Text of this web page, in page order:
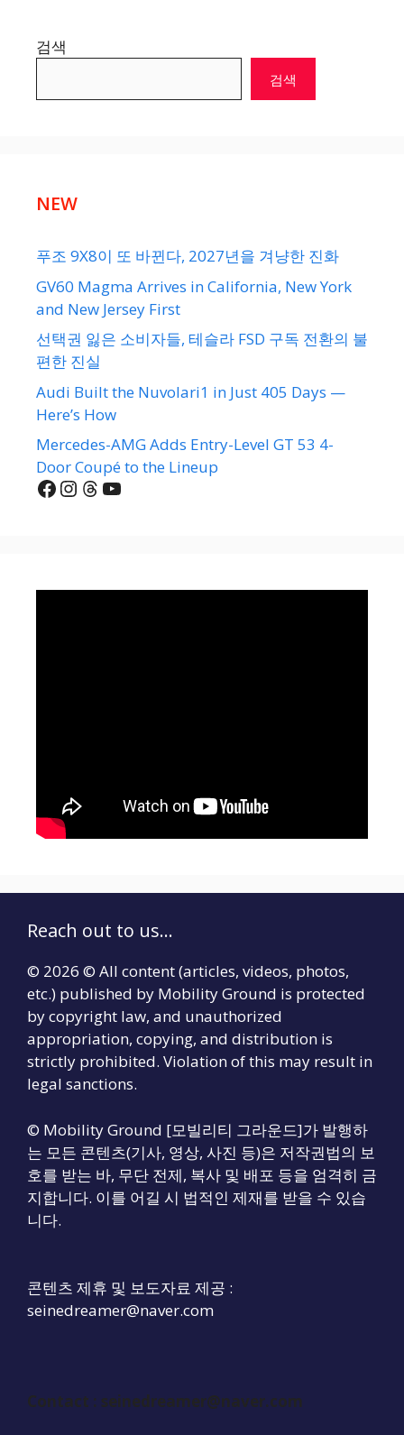
검색
검색
NEW
푸조 9X8이 또 바뀐다, 2027년을 겨냥한 진화
GV60 Magma Arrives in California, New York
and New Jersey First
선택권 잃은 소비자들, 테슬라 FSD 구독 전환의 불
편한 진실
Audi Built the Nuvolari1 in Just 405 Days —
Here’s How
Mercedes-AMG Adds Entry-Level GT 53 4-
Door Coupé to the Lineup
Facebook
Instagram
Threads
YouTube
Reach out to us...
© 2026 © All content (articles, videos, photos,
etc.) published by Mobility Ground is protected
by copyright law, and unauthorized
appropriation, copying, and distribution is
strictly prohibited. Violation of this may result in
legal sanctions.
© Mobility Ground [모빌리티 그라운드]가 발행하
는 모든 콘텐츠(기사, 영상, 사진 등)은 저작권법의 보
호를 받는 바, 무단 전제, 복사 및 배포 등을 엄격히 금
지합니다. 이를 어길 시 법적인 제재를 받을 수 있습
니다.
콘텐츠 제휴 및 보도자료 제공 :
seinedreamer@naver.com
Contact : seinedreamer@naver.com